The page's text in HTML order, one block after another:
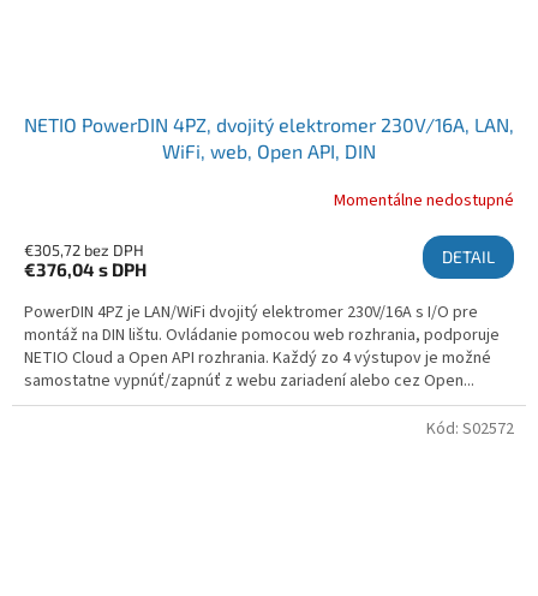
NETIO PowerDIN 4PZ, dvojitý elektromer 230V/16A, LAN,
WiFi, web, Open API, DIN
Momentálne nedostupné
€305,72 bez DPH
€376,04 s DPH
DETAIL
PowerDIN 4PZ je LAN/WiFi dvojitý elektromer 230V/16A s I/O pre
montáž na DIN lištu. Ovládanie pomocou web rozhrania, podporuje
NETIO Cloud a Open API rozhrania. Každý zo 4 výstupov je možné
samostatne vypnúť/zapnúť z webu zariadení alebo cez Open...
Kód: S02572